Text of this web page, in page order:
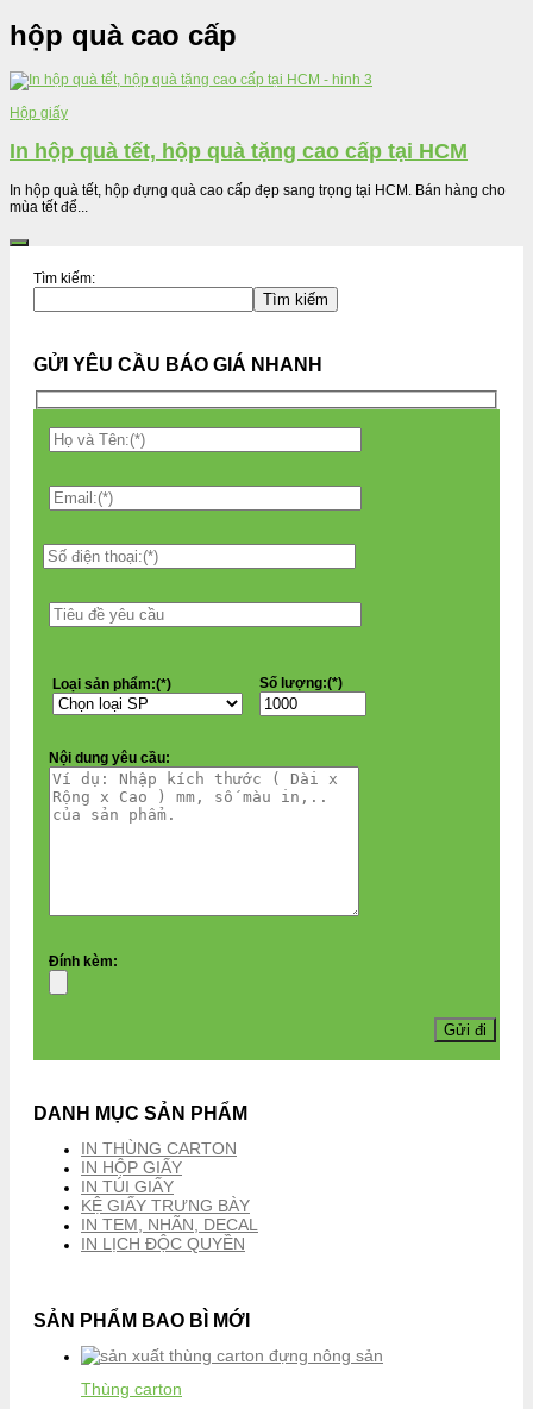
hộp quà cao cấp
Hộp giấy
In hộp quà tết, hộp quà tặng cao cấp tại HCM
In hộp quà tết, hộp đựng quà cao cấp đẹp sang trọng tại HCM. Bán hàng cho
mùa tết để...
Tìm kiếm:
Tìm kiếm
GỬI YÊU CẦU BÁO GIÁ NHANH
Loại sản phẩm:(*) Số lượng:(*)
Nội dung yêu cầu:
Đính kèm:
DANH MỤC SẢN PHẨM
IN THÙNG CARTON
IN HỘP GIẤY
IN TÚI GIẤY
KỆ GIẤY TRƯNG BÀY
IN TEM, NHÃN, DECAL
IN LỊCH ĐỘC QUYỀN
SẢN PHẨM BAO BÌ MỚI
Thùng carton